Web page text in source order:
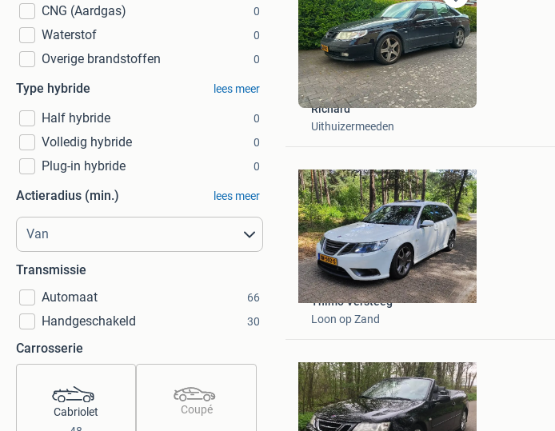
CNG (Aardgas) 0
Waterstof 0
Overige brandstoffen 0
Type hybride lees meer
Half hybride 0
Volledig hybride 0
Plug-in hybride 0
Actieradius (min.) lees meer
Transmissie
Automaat
66
Handgeschakeld 30
Carrosserie
Cabriolet
Coupé
Bewaren
in
Mijn
Favorieten
Richard
Uithuizermeeden
Mijn
Favorieten
Thimo Versteeg
Loon op Zand
Mijn
Favorieten